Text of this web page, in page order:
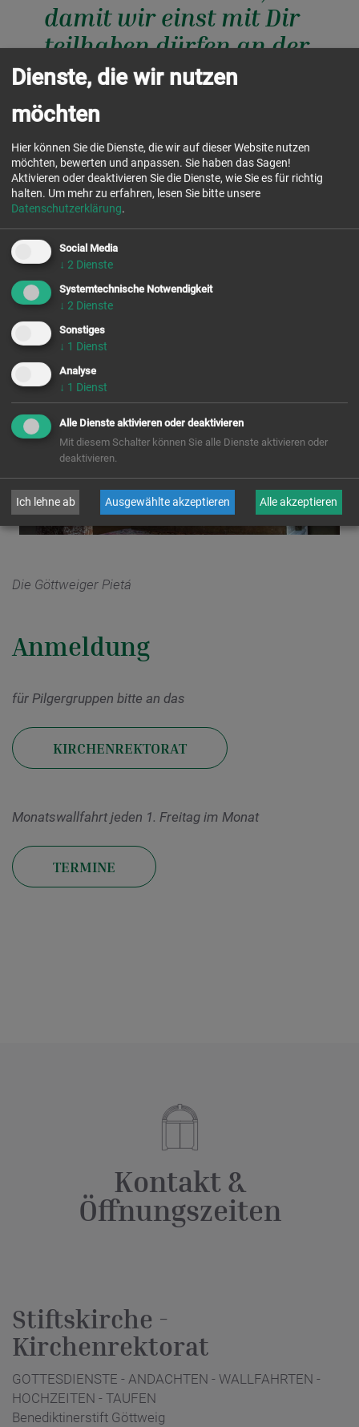
damit wir einst mit Dir
teilhaben dürfen an der
Herrlichkeit des Vaters
und des Sohnes und des
Heiligen Geistes.
Amen.
Die Göttweiger Pietá
Anmeldung
für Pilgergruppen bitte an das
KIRCHENREKTORAT
Monatswallfahrt jeden 1. Freitag im Monat
TERMINE
Kontakt &
Öffnungszeiten
Stiftskirche -
Kirchenrektorat
GOTTESDIENSTE - ANDACHTEN - WALLFAHRTEN -
HOCHZEITEN - TAUFEN
Benediktinerstift Göttweig
Dienste, die wir nutzen
möchten
Hier können Sie die Dienste, die wir auf dieser Website nutzen
möchten, bewerten und anpassen. Sie haben das Sagen!
Aktivieren oder deaktivieren Sie die Dienste, wie Sie es für richtig
halten. Um mehr zu erfahren, lesen Sie bitte unsere
Datenschutzerklärung.
Social Media
↓ 2 Dienste
Systemtechnische Notwendigkeit
↓ 2 Dienste
Sonstiges
↓ 1 Dienst
Analyse
↓ 1 Dienst
Alle Dienste aktivieren oder deaktivieren
Mit diesem Schalter können Sie alle Dienste aktivieren oder
deaktivieren.
Ich lehne ab Ausgewählte akzeptieren Alle akzeptieren